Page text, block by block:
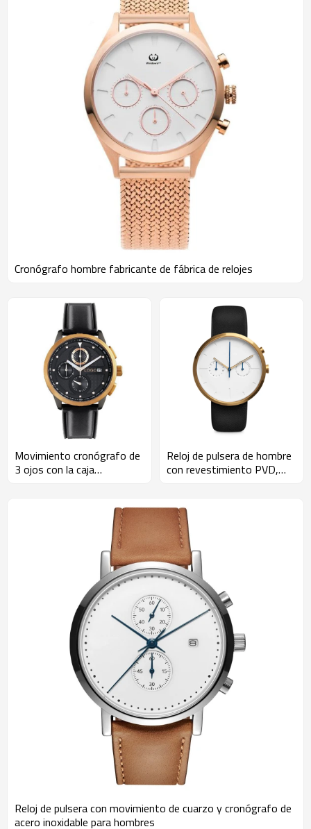
Cronógrafo hombre fabricante de fábrica de relojes
Movimiento cronógrafo de
3 ojos con la caja
personalizar el logotipo
Reloj de pulsera de hombre
con revestimiento PVD,
propio logotipo
Reloj de pulsera con movimiento de cuarzo y cronógrafo de
acero inoxidable para hombres